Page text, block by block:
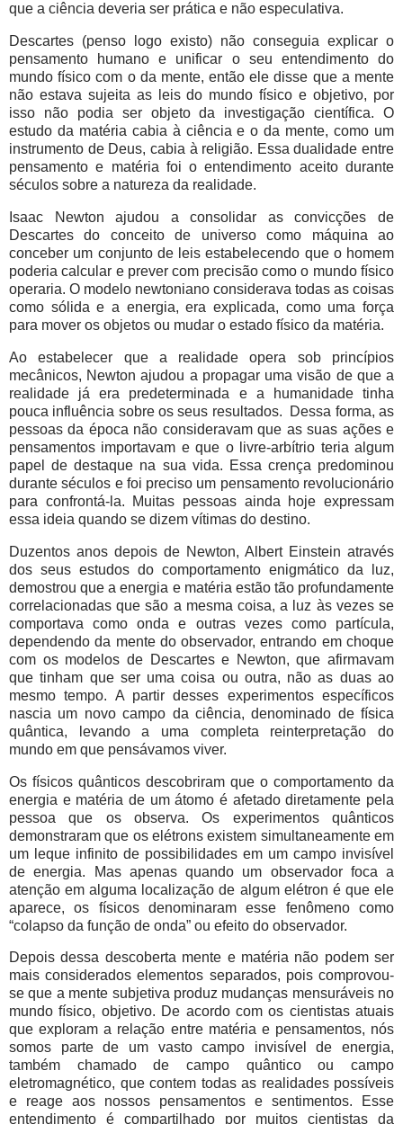
que a ciência deveria ser prática e não especulativa.
Descartes (penso logo existo) não conseguia explicar o
pensamento humano e unificar o seu entendimento do
mundo físico com o da mente, então ele disse que a mente
não estava sujeita as leis do mundo físico e objetivo, por
isso não podia ser objeto da investigação científica. O
estudo da matéria cabia à ciência e o da mente, como um
instrumento de Deus, cabia à religião. Essa dualidade entre
pensamento e matéria foi o entendimento aceito durante
séculos sobre a natureza da realidade.
Isaac Newton ajudou a consolidar as convicções de
Descartes do conceito de universo como máquina ao
conceber um conjunto de leis estabelecendo que o homem
poderia calcular e prever com precisão como o mundo físico
operaria. O modelo newtoniano considerava todas as coisas
como sólida e a energia, era explicada, como uma força
para mover os objetos ou mudar o estado físico da matéria.
Ao estabelecer que a realidade opera sob princípios
mecânicos, Newton ajudou a propagar uma visão de que a
realidade já era predeterminada e a humanidade tinha
pouca influência sobre os seus resultados. Dessa forma, as
pessoas da época não consideravam que as suas ações e
pensamentos importavam e que o livre-arbítrio teria algum
papel de destaque na sua vida. Essa crença predominou
durante séculos e foi preciso um pensamento revolucionário
para confrontá-la. Muitas pessoas ainda hoje expressam
essa ideia quando se dizem vítimas do destino.
Duzentos anos depois de Newton, Albert Einstein através
dos seus estudos do comportamento enigmático da luz,
demostrou que a energia e matéria estão tão profundamente
correlacionadas que são a mesma coisa, a luz às vezes se
comportava como onda e outras vezes como partícula,
dependendo da mente do observador, entrando em choque
com os modelos de Descartes e Newton, que afirmavam
que tinham que ser uma coisa ou outra, não as duas ao
mesmo tempo. A partir desses experimentos específicos
nascia um novo campo da ciência, denominado de física
quântica, levando a uma completa reinterpretação do
mundo em que pensávamos viver.
Os físicos quânticos descobriram que o comportamento da
energia e matéria de um átomo é afetado diretamente pela
pessoa que os observa. Os experimentos quânticos
demonstraram que os elétrons existem simultaneamente em
um leque infinito de possibilidades em um campo invisível
de energia. Mas apenas quando um observador foca a
atenção em alguma localização de algum elétron é que ele
aparece, os físicos denominaram esse fenômeno como
“colapso da função de onda” ou efeito do observador.
Depois dessa descoberta mente e matéria não podem ser
mais considerados elementos separados, pois comprovou-
se que a mente subjetiva produz mudanças mensuráveis no
mundo físico, objetivo. De acordo com os cientistas atuais
que exploram a relação entre matéria e pensamentos, nós
somos parte de um vasto campo invisível de energia,
também chamado de campo quântico ou campo
eletromagnético, que contem todas as realidades possíveis
e reage aos nossos pensamentos e sentimentos. Esse
entendimento é compartilhado por muitos cientistas da